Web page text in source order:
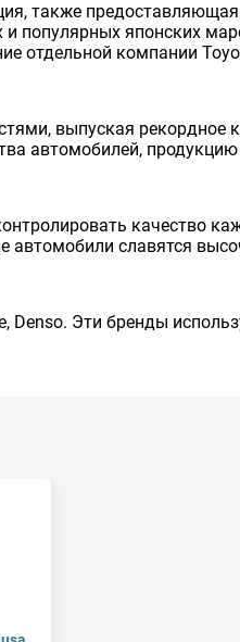
также
популярных японских
отдельной компании
выпуская рекордное
автомобилей,
качество
автомобили славятся
Denso. Эти бренды